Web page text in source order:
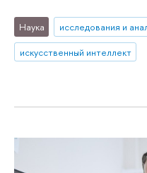
Наука исследования и
искусственный интеллект